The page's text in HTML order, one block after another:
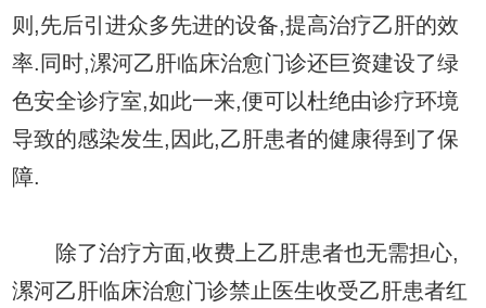
则,先后引进众多先进的设备,提高治疗乙肝的效
率.同时,漯河乙肝临床治愈门诊还巨资建设了绿
色安全诊疗室,如此一来,便可以杜绝由诊疗环境
导致的感染发生,因此,乙肝患者的健康得到了保
障.
除了治疗方面,收费上乙肝患者也无需担心,
漯河乙肝临床治愈门诊禁止医生收受乙肝患者红